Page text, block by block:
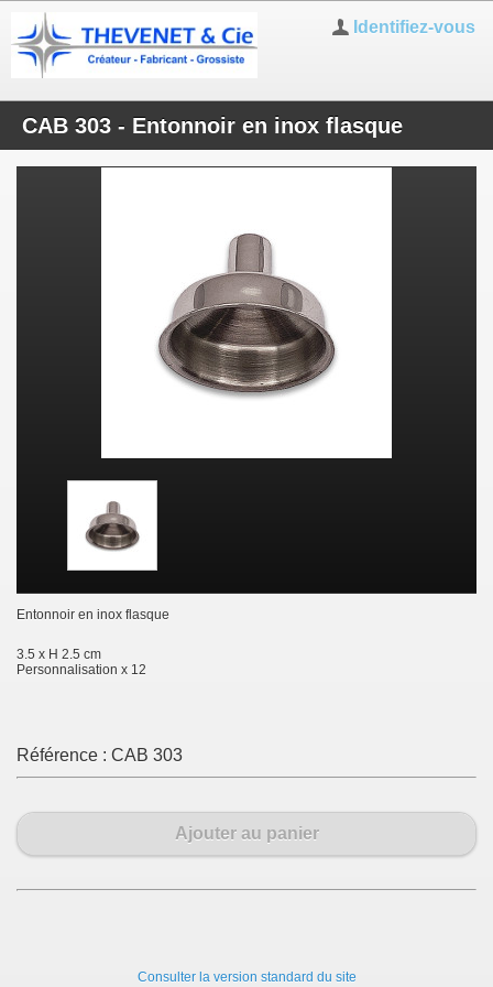
Identifiez-vous
CAB 303 - Entonnoir en inox flasque
Entonnoir en inox flasque
3.5 x H 2.5 cm
Personnalisation x 12
Référence : CAB 303
Ajouter au panier
Consulter la version standard du site